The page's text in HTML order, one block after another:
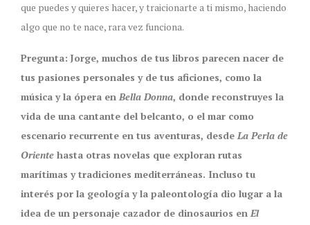
que puedes y quieres hacer, y traicionarte a ti mismo, haciendo
algo que no te nace, rara vez funciona.
Pregunta: Jorge, muchos de tus libros parecen nacer de
tus pasiones personales y de tus aficiones, como la
música y la ópera en Bella Donna, donde reconstruyes la
vida de una cantante del belcanto, o el mar como
escenario recurrente en tus aventuras, desde La Perla de
Oriente hasta otras novelas que exploran rutas
marítimas y tradiciones mediterráneas. Incluso tu
interés por la geología y la paleontología dio lugar a la
idea de un personaje cazador de dinosaurios en El